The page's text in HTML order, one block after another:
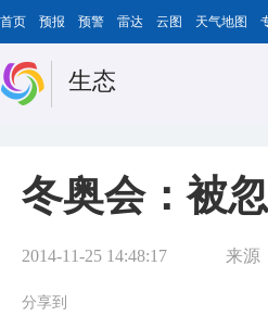
首页 预报 预警 雷达 云图 天气地图
生态
冬奥会：被
2014-11-25 14:48:17 来源
分享到